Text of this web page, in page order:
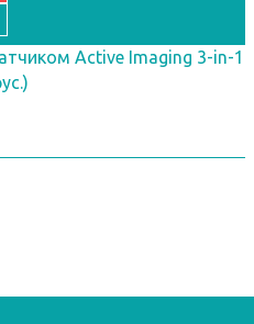
Active Imaging 3-in-1